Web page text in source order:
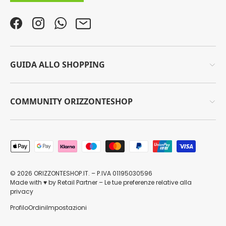
FacebookInstagramWhatsApp
Email
GUIDA ALLO SHOPPING
COMMUNITY ORIZZONTESHOP
Metodi di pagamento accettati
© 2026 ORIZZONTESHOP.IT. – P.IVA 01195030596
Made with ♥ byRetail Partner –Le tue preferenze relative alla
privacy
ProfiloOrdiniImpostazioni